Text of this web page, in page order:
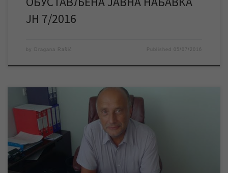
ЈН 7/2016
by Dragana Rašić Published 05/07/2016
Вд директора ЈКП „Водовод и канализација“ Зрењанин Иван
Девић, како смо и најављивали, у току јучерашњег дана
потписао је уговор на основу којег је добијена гаранција коју
је обезбедила Влада Републике Србије и која је прослеђена
истог дана конзорцијуму извођача радова на постројењу за